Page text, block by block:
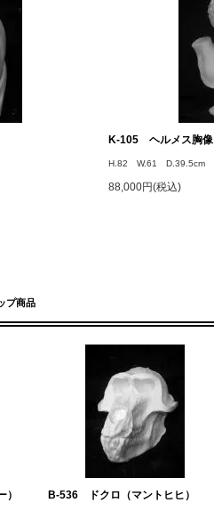
K-105 ヘルメス胸像
H.82 W.61 D.39.5cm
88,000円(税込)
プ商品
B-536 ドクロ（マントヒヒ）